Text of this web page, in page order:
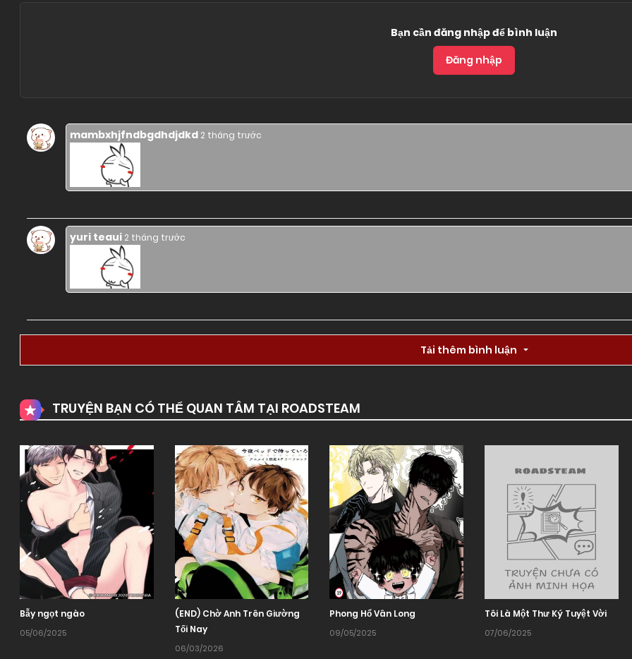
Bạn cần đăng nhập để bình luận
Đăng nhập
mambxhjfndbgdhdjdkd 2 tháng trước
yuri teaui 2 tháng trước
Tải thêm bình luận
TRUYỆN BẠN CÓ THỂ QUAN TÂM TẠI ROADSTEAM
Bẫy ngọt ngào
05/06/2025
(END) Chờ Anh Trên Giường
Tối Nay
06/03/2026
Phong Hổ Vân Long
09/05/2025
Tôi Là Một Thư Ký Tuyệt Vời
07/06/2025